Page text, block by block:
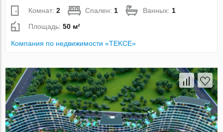
Комнат:2 Спален:1 Ванных:1
Площадь:50 м²
Компания по недвижимости «TEKCE»